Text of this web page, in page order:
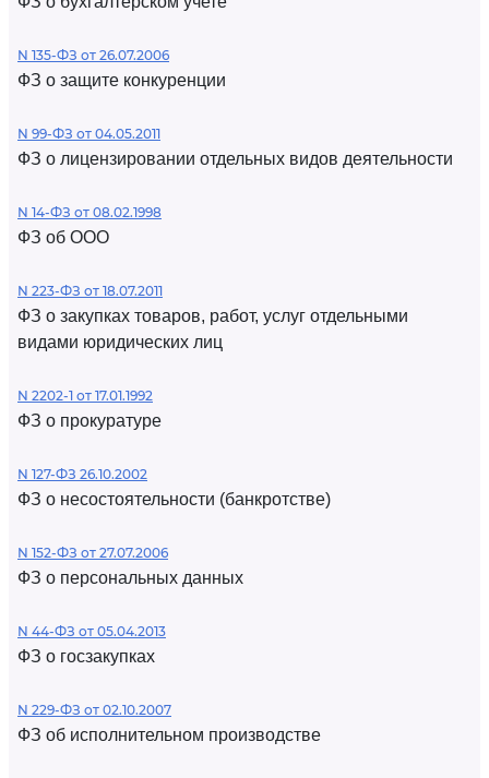
N 135-ФЗ от 26.07.2006
ФЗ о защите конкуренции
N 99-ФЗ от 04.05.2011
ФЗ о лицензировании отдельных видов деятельности
N 14-ФЗ от 08.02.1998
ФЗ об ООО
N 223-ФЗ от 18.07.2011
ФЗ о закупках товаров, работ, услуг отдельными
видами юридических лиц
N 2202-1 от 17.01.1992
ФЗ о прокуратуре
N 127-ФЗ 26.10.2002
ФЗ о несостоятельности (банкротстве)
N 152-ФЗ от 27.07.2006
ФЗ о персональных данных
N 44-ФЗ от 05.04.2013
ФЗ о госзакупках
N 229-ФЗ от 02.10.2007
ФЗ об исполнительном производстве